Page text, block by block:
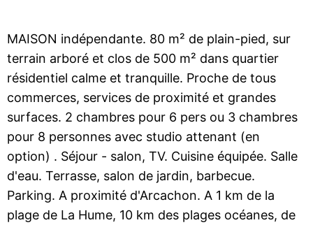
MAISON indépendante. 80 m² de plain-pied, sur
terrain arboré et clos de 500 m² dans quartier
résidentiel calme et tranquille. Proche de tous
commerces, services de proximité et grandes
surfaces. 2 chambres pour 6 pers ou 3 chambres
pour 8 personnes avec studio attenant (en
option) . Séjour - salon, TV. Cuisine équipée. Salle
d'eau. Terrasse, salon de jardin, barbecue.
Parking. A proximité d'Arcachon. A 1 km de la
plage de La Hume, 10 km des plages océanes, de